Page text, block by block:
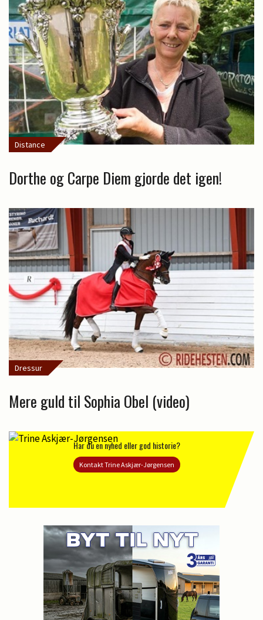
Distance
Dorthe og Carpe Diem gjorde det igen!
Dressur
Mere guld til Sophia Obel (video)
Har du en nyhed eller god historie?
Kontakt Trine Askjær-Jørgensen